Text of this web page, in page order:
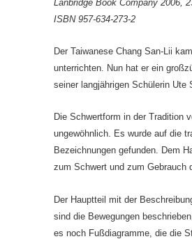
Lanbridge Book Company 2006,
ISBN 957-634-273-2
Der Taiwanese Chang San-Lii
unterrichten. Nun hat er ein
seiner langjährigen Schülerin Ute
Die Schwertform in der Tradition
ungewöhnlich. Es wurde auf die
Bezeichnungen gefunden. Dem
zum Schwert und zum Gebrauch
Der Hauptteil mit der
sind die Bewegungen
es noch Fußdiagramme, die die